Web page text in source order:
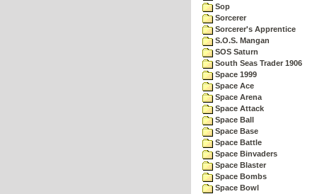
Sop
Sorcerer
Sorcerer's Apprentice
S.O.S. Mangan
SOS Saturn
South Seas Trader 1906
Space 1999
Space Ace
Space Arena
Space Attack
Space Ball
Space Base
Space Battle
Space Binvaders
Space Blaster
Space Bombs
Space Bowl